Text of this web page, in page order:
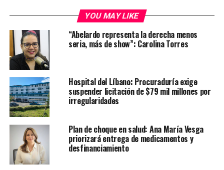
YOU MAY LIKE
“Abelardo representa la derecha menos
seria, más de show”: Carolina Torres
Hospital del Líbano: Procuraduría exige
suspender licitación de $79 mil millones por
irregularidades
Plan de choque en salud: Ana María Vesga
priorizará entrega de medicamentos y
desfinanciamiento